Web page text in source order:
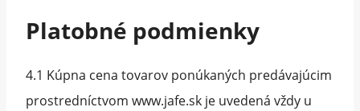
Platobné podmienky
4.1 Kúpna cena tovarov ponúkaných predávajúcim
prostredníctvom www.jafe.sk je uvedená vždy u